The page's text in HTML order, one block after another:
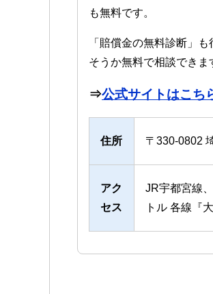
も無料です。
「賠償金の無料診断」
そうか無料で相談できま
⇒公式サイトはこち
住所 〒330-0802
アク
セス
JR宇都宮線
トル 各線『